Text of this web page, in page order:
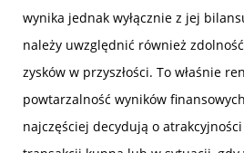
wynika jednak wyłącznie z jej
należy uwzględnić również
zysków w przyszłości. To właśnie
powtarzalność wyników
najczęściej decydują o